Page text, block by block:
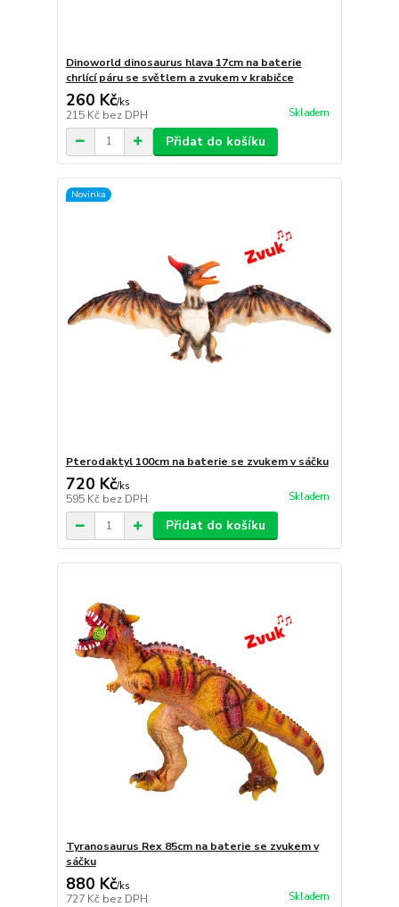
Dinoworld dinosaurus hlava 17cm na baterie
chrlící páru se světlem a zvukem v krabičce
260 Kč/ks
215 Kč bez DPH Skladem
Přidat do košíku
Novinka
Pterodaktyl 100cm na baterie se zvukem v sáčku
720 Kč/ks
595 Kč bez DPH Skladem
Přidat do košíku
Tyranosaurus Rex 85cm na baterie se zvukem v
sáčku
880 Kč/ks
727 Kč bez DPH Skladem